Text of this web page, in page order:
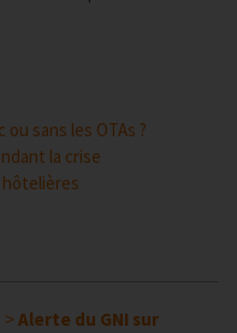
sans les OTAs ?
la crise
>Alerte du GNI sur